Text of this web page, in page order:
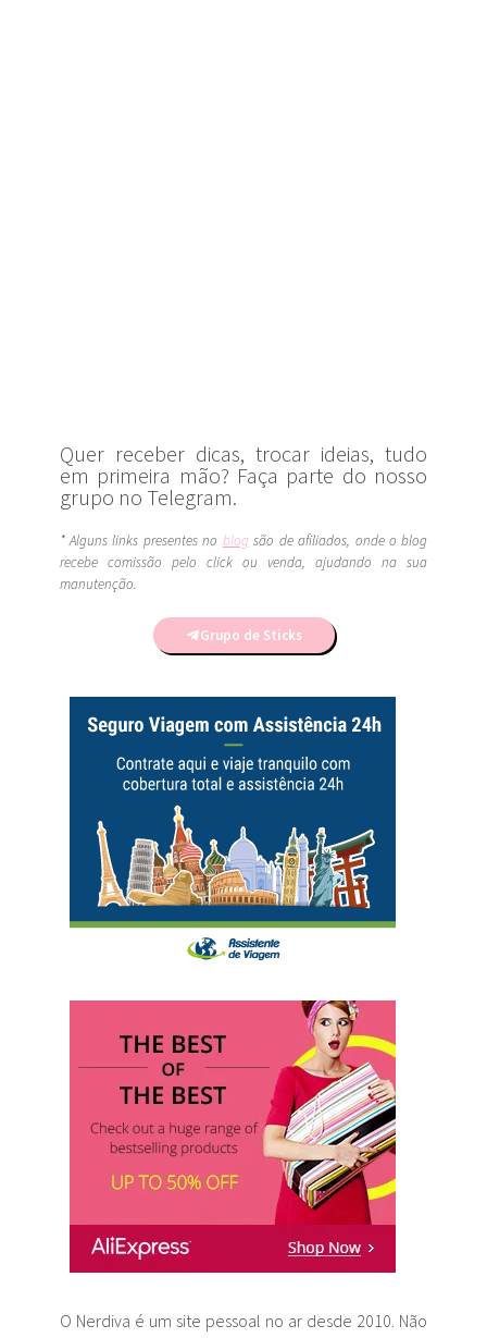
Quer receber dicas, trocar ideias, tudo
em primeira mão? Faça parte do nosso
grupo no Telegram.
* Alguns links presentes no blog são de afiliados, onde o blog
recebe comissão pelo click ou venda, ajudando na sua
manutenção.
Grupo de Sticks
O Nerdiva é um site pessoal no ar desde 2010. Não